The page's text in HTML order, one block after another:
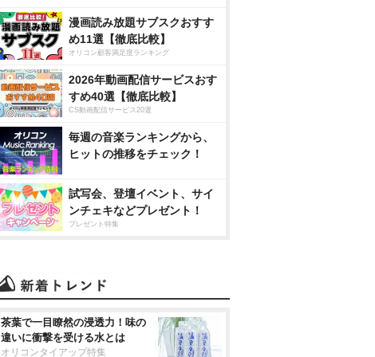
漫画読み放題サブスクおすす
め11選【徹底比較】
オリコン顧客満足度ランキング
2026年動画配信サービスおす
すめ40選【徹底比較】
CS動画配信サービス20選
毎週の音楽ランキングから、
ヒットの推移をチェック！
試写会、登壇イベント、サイ
ンチェキなどプレゼント！
プレゼント特集
茶葉で一目瞭然の浸透力！味の
違いに衝撃を受ける水とは
オリコンタイアップ特集